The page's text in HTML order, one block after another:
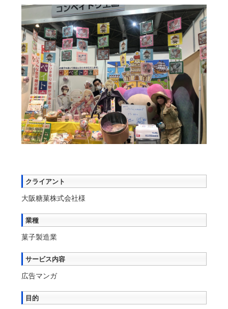
クライアント
大阪糖菓株式会社様
業種
菓子製造業
サービス内容
広告マンガ
目的